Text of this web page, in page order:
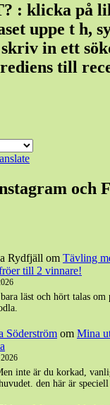
: klicka på
uppe t h,
in ett
till
och
Rydfjäll om Tävling
till 2 vinnare!
bara läst och hört talas
Söderström om Mina
inte är du korkad,
den här är